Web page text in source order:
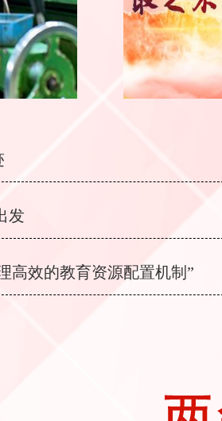
发
高效的教育资源配置机制”